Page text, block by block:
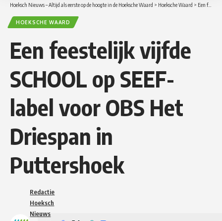
Hoeksch Nieuws – Altijd als eerste op de hoogte in de Hoeksche Waard > Hoeksche Waard > Een feestelijk vijfde SCHOOL op SEEF-label voor OBS Het Driespan in Puttershoek
HOEKSCHE WAARD
Een feestelijk vijfde
SCHOOL op SEEF-
label voor OBS Het
Driespan in
Puttershoek
Redactie
Hoeksch
Nieuws